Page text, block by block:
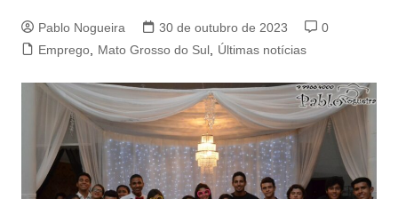
Pablo Nogueira 30 de outubro de 2023
0
Emprego, Mato Grosso do Sul, Últimas notícias